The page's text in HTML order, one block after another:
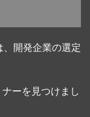
開発企業の選定
ーを見つけまし